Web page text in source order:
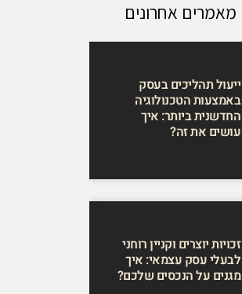
מאמרים אחרונים
ייעול תהליכים בעסק
באמצעות הטכנולוגיה
החדשנית ביותר: איך
עושים את זה?
זכויות יוצרים וקניין רוחני
לבעלי עסק עצמאי: איך
מגנים על הנכסים שלכם?